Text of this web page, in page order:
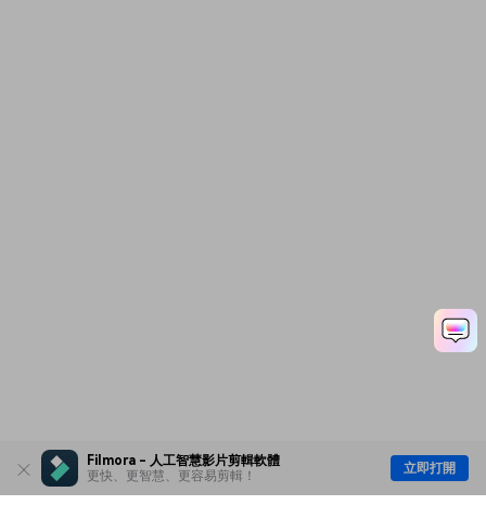
Filmora - 人工智慧影片剪輯軟體
更快、更智慧、更容易剪輯！
立即打開